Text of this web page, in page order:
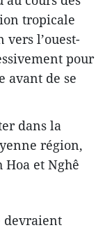
tropicale
l’ouest-
pour
avant de se
dans la
région,
Hoa et Nghê
devraient